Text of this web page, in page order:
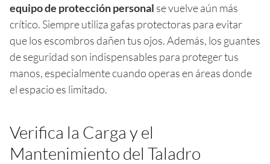
equipo de protección personal se vuelve aún más
crítico. Siempre utiliza gafas protectoras para evitar
que los escombros dañen tus ojos. Además, los guantes
de seguridad son indispensables para proteger tus
manos, especialmente cuando operas en áreas donde
el espacio es limitado.
Verifica la Carga y el
Mantenimiento del Taladro